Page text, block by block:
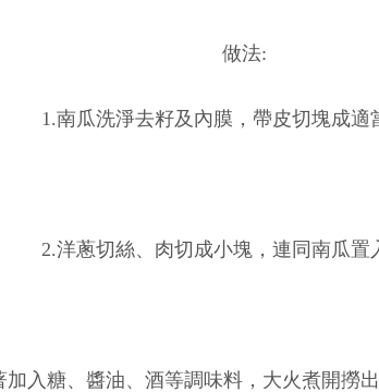
做法:
1.南瓜洗淨去籽及內膜，帶皮切塊成適
2.洋蔥切絲、肉切成小塊，連同南瓜置
加入糖、醬油、酒等調味料，大火煮開撈